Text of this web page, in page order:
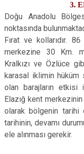
3.
Doğu Anadolu
noktasında
Fırat ve kollarıdır.
merkezine 30 Km.
Kralkızı ve Özlüce
karasal iklimin hüküm
olan barajların etkisi
Elazığ kent
olarak bölgenin tarihi
tarihinin, devamı
ele alınması gerekir.